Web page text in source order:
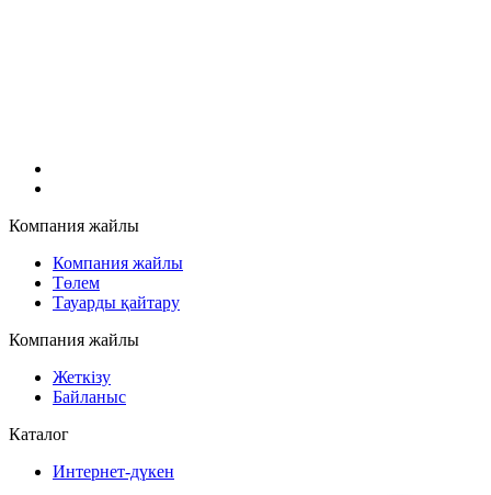
Компания жайлы
Компания жайлы
Төлем
Тауарды қайтару
Компания жайлы
Жеткізу
Байланыс
Каталог
Интернет-дүкен